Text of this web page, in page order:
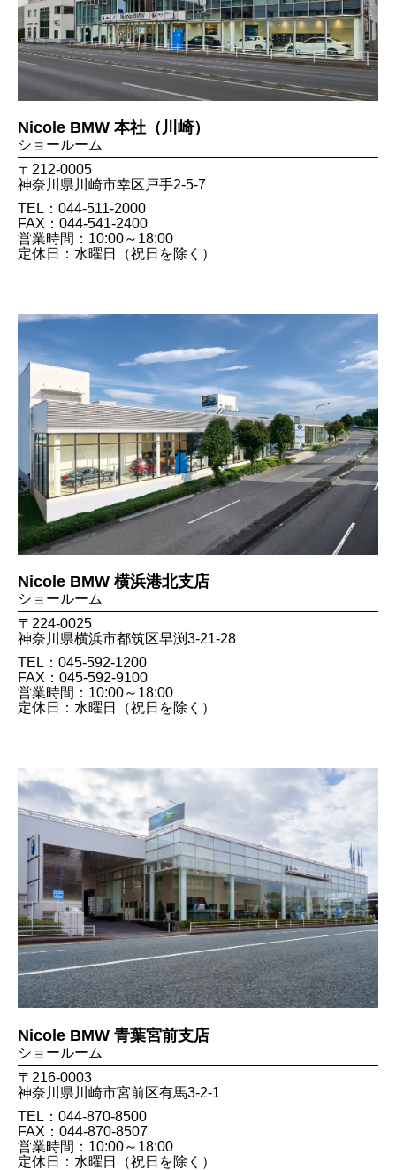
Nicole BMW 本社（川崎）
ショールーム
〒212-0005
神奈川県川崎市幸区戸手2-5-7
TEL：044-511-2000
FAX：044​-541​-2400
営業時間：10:00～18:00
定休日：水曜日（祝日を除く）
Nicole BMW 横浜港北支店
ショールーム
〒224-0025
神奈川県横浜市都筑区早渕3-21-28
TEL：045-592-1200
FAX：045​-592​-9100
営業時間：10:00～18:00
定休日：水曜日（祝日を除く）
Nicole BMW 青葉宮前支店
ショールーム
〒216-0003
神奈川県川崎市宮前区有馬3-2-1
TEL：044-870-8500
FAX：044​-870​-8507
営業時間：10:00～18:00
定休日：水曜日（祝日を除く）